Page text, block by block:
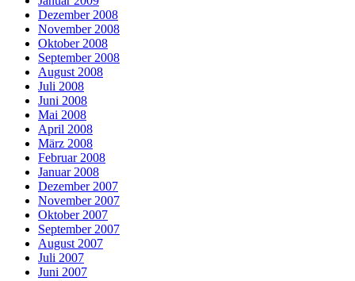
Dezember 2008
November 2008
Oktober 2008
September 2008
August 2008
Juli 2008
Juni 2008
Mai 2008
April 2008
März 2008
Februar 2008
Januar 2008
Dezember 2007
November 2007
Oktober 2007
September 2007
August 2007
Juli 2007
Juni 2007